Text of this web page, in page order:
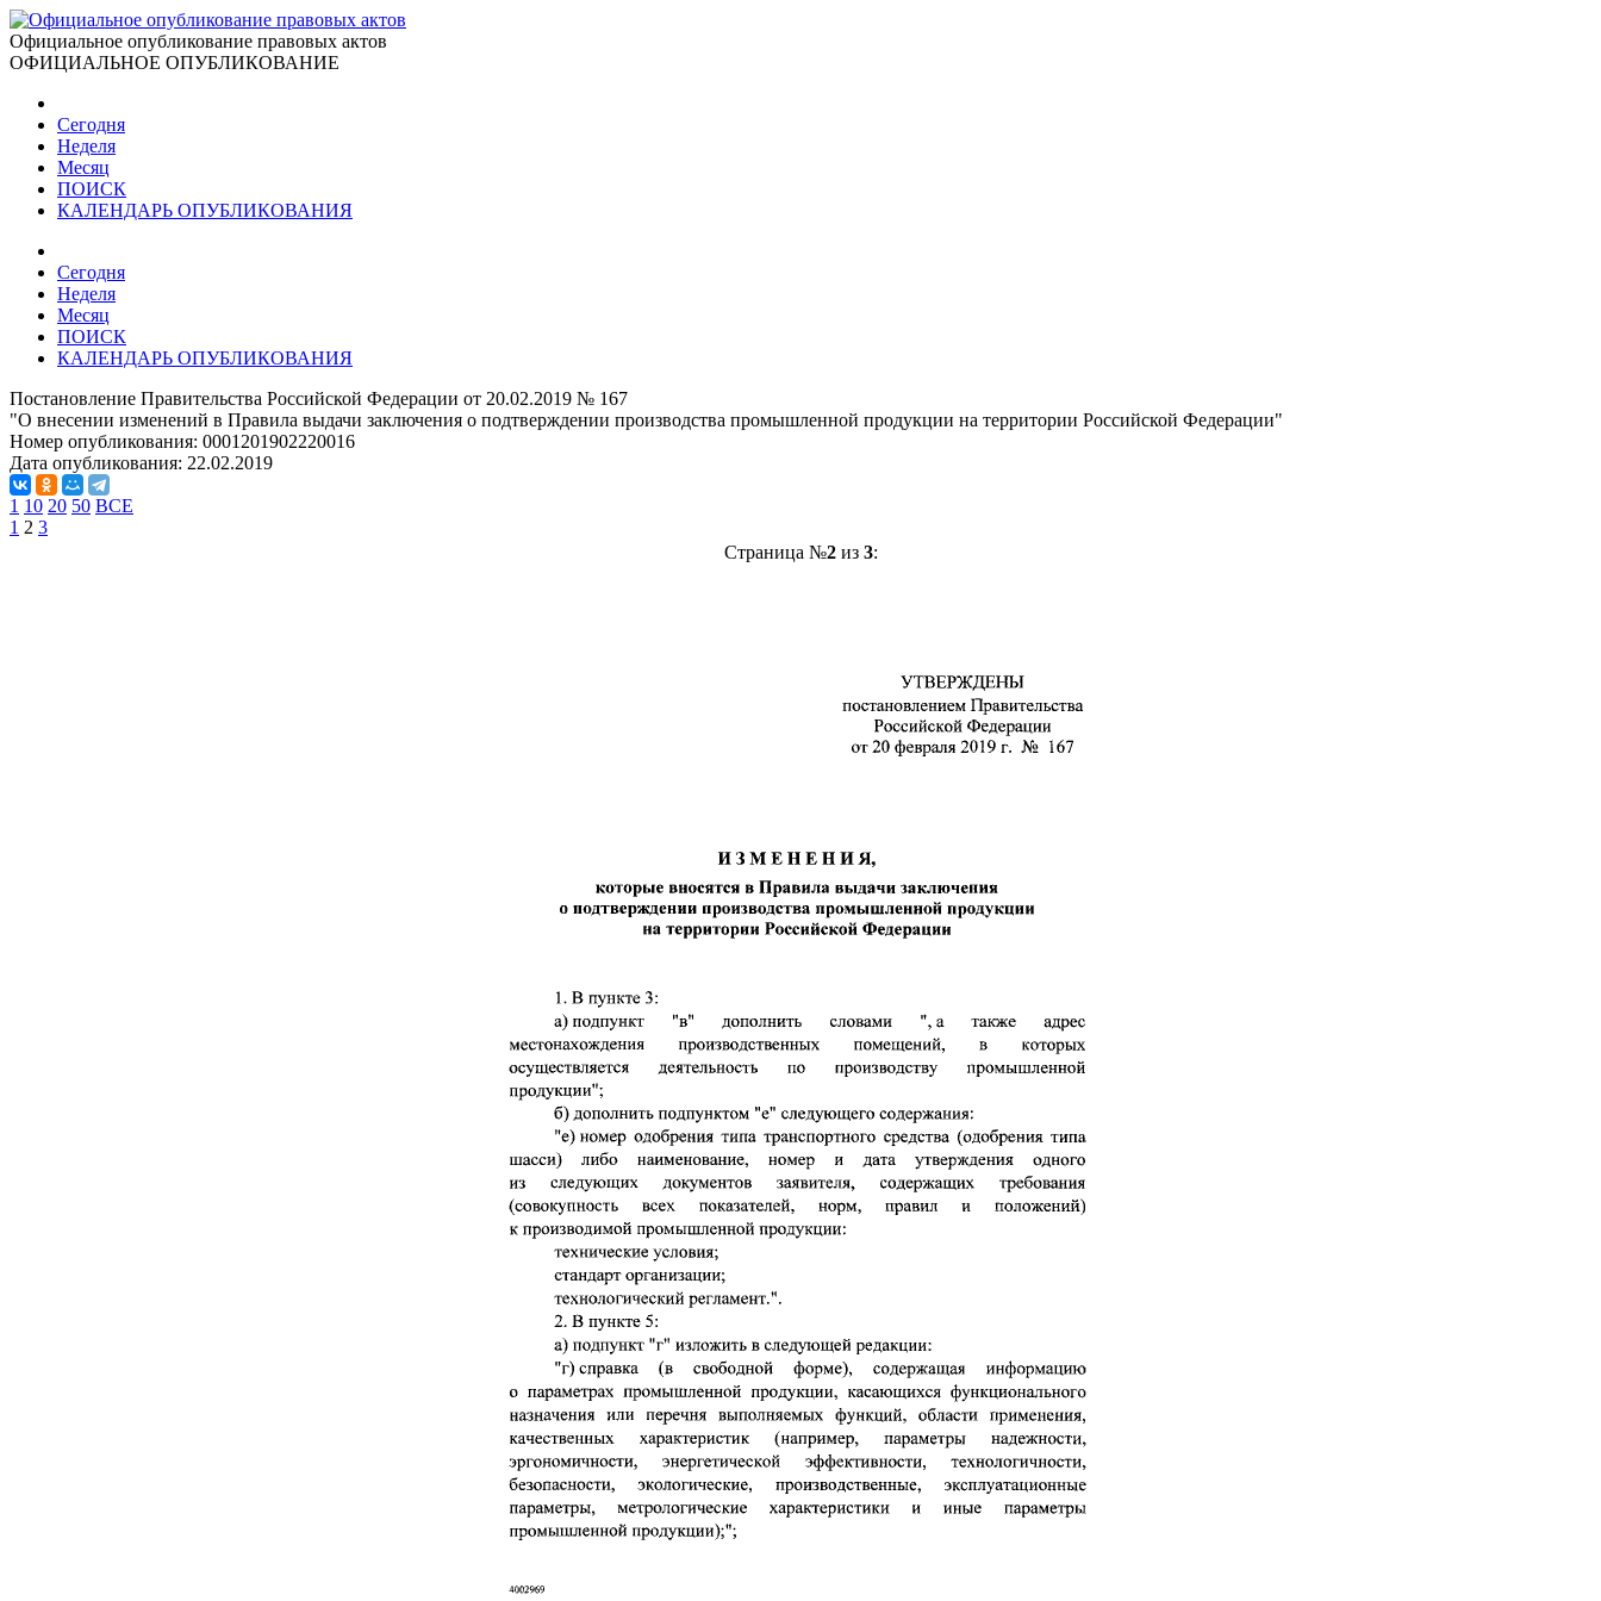
Официальное опубликование правовых актов
ОФИЦИАЛЬНОЕ ОПУБЛИКОВАНИЕ
Сегодня
Неделя
Месяц
ПОИСК
КАЛЕНДАРЬ ОПУБЛИКОВАНИЯ
Сегодня
Неделя
Месяц
ПОИСК
КАЛЕНДАРЬ ОПУБЛИКОВАНИЯ
Постановление Правительства Российской Федерации от 20.02.2019 № 167
"О внесении изменений в Правила выдачи заключения о подтверждении производства промышленной продукции на территории Российской Федерации"
Номер опубликования: 0001201902220016
Дата опубликования: 22.02.2019
1 10 20 50 ВСЕ
1 2 3
Страница №2из 3: